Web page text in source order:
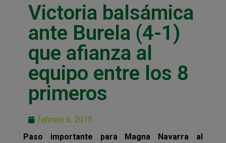
Victoria balsámica
ante Burela (4-1)
que afianza al
equipo entre los 8
primeros
febrero 6, 2015
Paso importante para Magna Navarra al